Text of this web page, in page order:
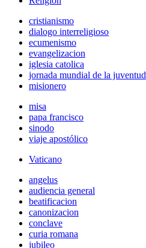
cristianismo
dialogo interreligioso
ecumenismo
evangelizacion
iglesia catolica
jornada mundial de la juventud
misionero
misa
papa francisco
sinodo
viaje apostólico
Vaticano
angelus
audiencia general
beatificacion
canonizacion
conclave
curia romana
jubileo